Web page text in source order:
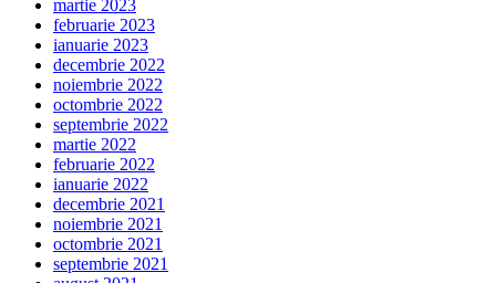
martie 2023
februarie 2023
ianuarie 2023
decembrie 2022
noiembrie 2022
octombrie 2022
septembrie 2022
martie 2022
februarie 2022
ianuarie 2022
decembrie 2021
noiembrie 2021
octombrie 2021
septembrie 2021